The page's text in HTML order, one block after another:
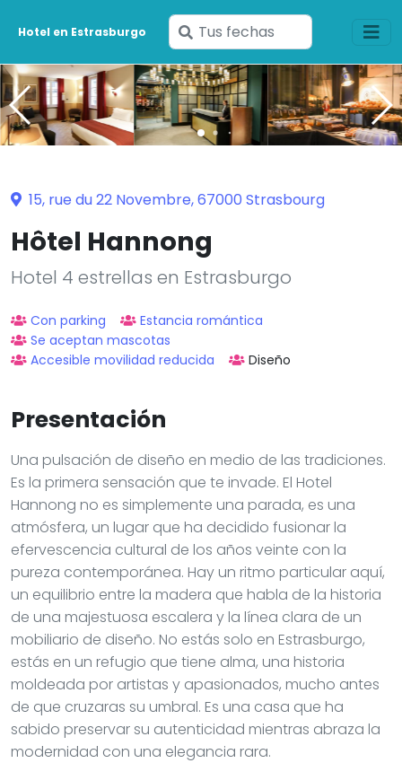
Hotel en Estrasburgo
Ingresa
tus
fechas
15, rue du 22 Novembre, 67000 Strasbourg
Hôtel Hannong
Hotel 4 estrellas en Estrasburgo
Con parking
Estancia romántica
Se aceptan mascotas
Accesible movilidad reducida
Diseño
Presentación
Una pulsación de diseño en medio de las tradiciones.
Es la primera sensación que te invade. El Hotel
Hannong no es simplemente una parada, es una
atmósfera, un lugar que ha decidido fusionar la
efervescencia cultural de los años veinte con la
pureza contemporánea. Hay un ritmo particular aquí,
un equilibrio entre la madera que habla de la historia
de una majestuosa escalera y la línea clara de un
mobiliario de diseño. No estás solo en Estrasburgo,
estás en un refugio que tiene alma, una historia
moldeada por artistas y apasionados, mucho antes
de que cruzaras su umbral. Es una casa que ha
sabido preservar su autenticidad mientras abraza la
modernidad con una elegancia rara.